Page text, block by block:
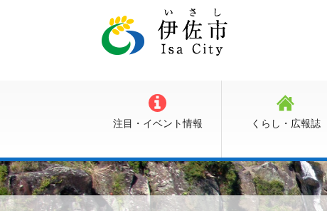
注目・イベント情報 くらし・広報誌